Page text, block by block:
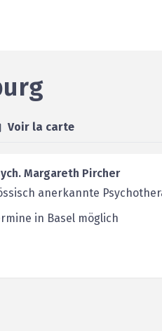
Voir la carte
Margareth Pircher
anerkannte
in Basel möglich